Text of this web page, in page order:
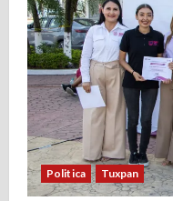
a
s
Politica Tuxpan